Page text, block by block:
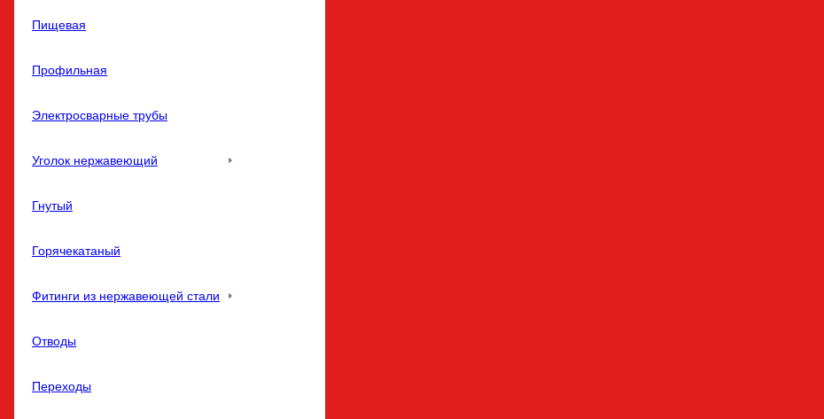
Пищевая
Профильная
Электросварные трубы
Уголок нержавеющий
Гнутый
Горячекатаный
Фитинги из нержавеющей стали
Отводы
Переходы